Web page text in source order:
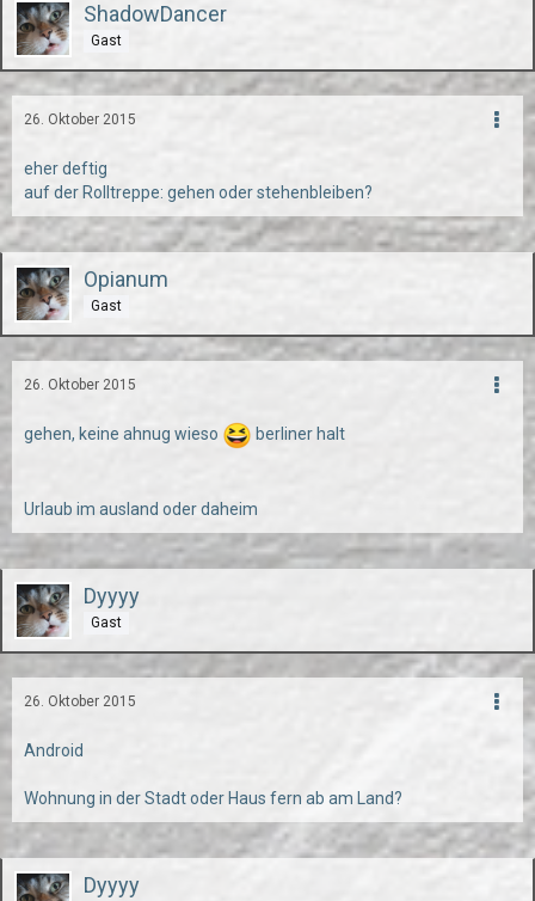
ShadowDancer
Gast
26. Oktober 2015
eher deftig
auf der Rolltreppe: gehen oder stehenbleiben?
Opianum
Gast
26. Oktober 2015
gehen, keine ahnug wieso berliner halt
Urlaub im ausland oder daheim
Dyyyy
Gast
26. Oktober 2015
Android
Wohnung in der Stadt oder Haus fern ab am Land?
Dyyyy